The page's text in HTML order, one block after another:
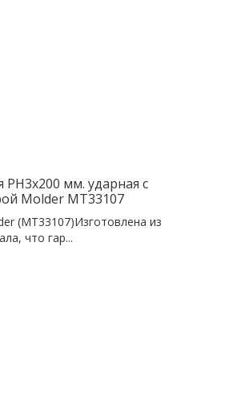
мм. ударная с
Molder MT33107
(MT33107)Изготовлена из
что гар...